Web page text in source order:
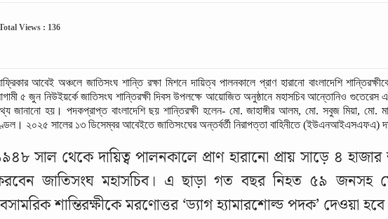
Views : 136
আবেই অঞ্চলে জাতিসংঘ শান্তি রক্ষা মিশনে দায়িত্ব পালনকালে প্রাণ হারানো বাংলাদেশি
৫ জুন নিউইয়র্কে জাতিসংঘ শান্তিরক্ষী দিবস উপলক্ষে আয়োজিত অনুষ্ঠানে মহাসচিব আন্তোনিও গুতেরেস
জানানো হয়। পদকপ্রাপ্ত বাংলাদেশি ছয় শান্তিরক্ষী হলেন- মো. জাহাঙ্গীর আলম, মো. সবুজ মিয়া, মো.
২০২৫ সালের ১৩ ডিসেম্বর আবেইতে জাতিসংঘের অন্তর্বর্তী নিরাপত্তা বাহিনীতে (ইউএনআইএসএফএ)
সাল থেকে দায়িত্ব পালনকালে প্রাণ হারানো প্রায় সাড়ে ৪ হাজার
জাতিসংঘ মহাসচিব। এ ছাড়া গত বছর নিহত ৫৯
শান্তিরক্ষীকে মরণোত্তর ‘ড্যাগ হ্যামারশোল্ড পদক’ দেওয়া